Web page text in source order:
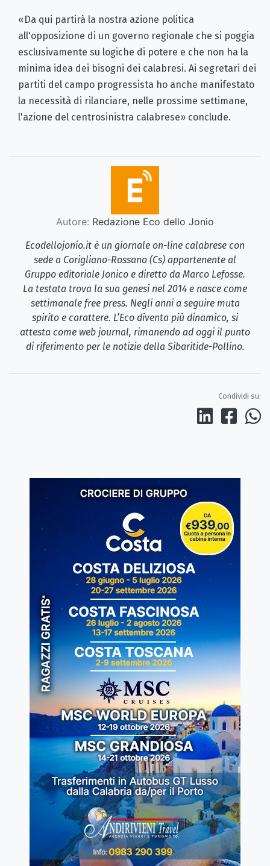
«Da qui partirà la nostra azione politica
all'opposizione di un governo regionale che si poggia
esclusivamente su logiche di potere e che non ha la
minima idea dei bisogni dei calabresi. Ai segretari dei
partiti del campo progressista ho anche manifestato
la necessità di rilanciare, nelle prossime settimane,
l'azione del centrosinistra calabrese» conclude.
Autore: Redazione Eco dello Jonio
Ecodellojonio.it è un giornale on-line calabrese con
sede a Corigliano-Rossano (Cs) appartenente al
Gruppo editoriale Jonico e diretto da Marco Lefosse.
La testata trova la sua genesi nel 2014 e nasce come
settimanale free press. Negli anni a seguire muta
spirito e carattere. L’Eco diventa più dinamico, si
attesta come web journal, rimanendo ad oggi il punto
di riferimento per le notizie della Sibaritide-Pollino.
Condividi su: